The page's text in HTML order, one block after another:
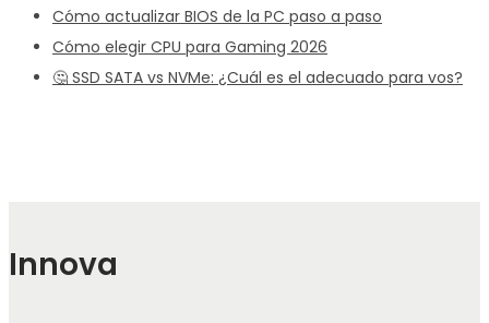
Cómo actualizar BIOS de la PC paso a paso
Cómo elegir CPU para Gaming 2026
🤔 SSD SATA vs NVMe: ¿Cuál es el adecuado para vos?
Innova